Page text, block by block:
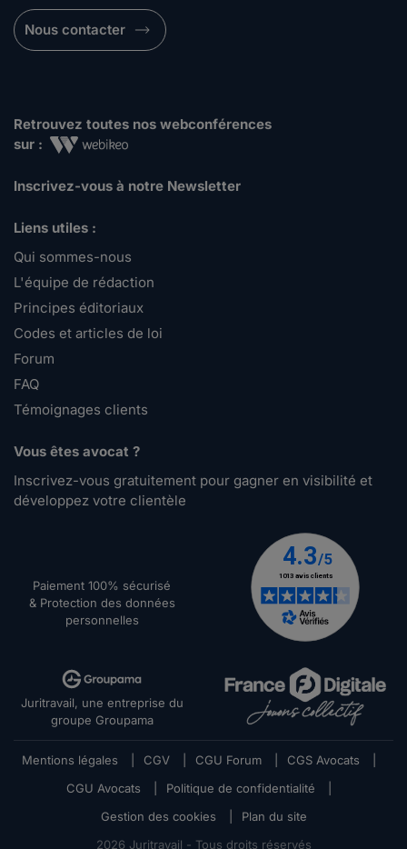
Nous contacter
Retrouvez toutes nos webconférences
sur :
Inscrivez-vous à notre Newsletter
Liens utiles :
Qui sommes-nous
L'équipe de rédaction
Principes éditoriaux
Codes et articles de loi
Forum
FAQ
Témoignages clients
Vous êtes avocat ?
Inscrivez-vous gratuitement pour gagner en visibilité et
développez votre clientèle
Paiement 100% sécurisé
& Protection des données
personnelles
Juritravail, une entreprise du
groupe Groupama
Mentions légales CGV CGU Forum CGS Avocats
CGU Avocats
Politique de confidentialité
Gestion des cookies
Plan du site
2026 Juritravail - Tous droits réservés